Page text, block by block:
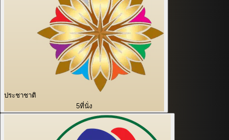
ประชาชาติ
5ที่นั่ง